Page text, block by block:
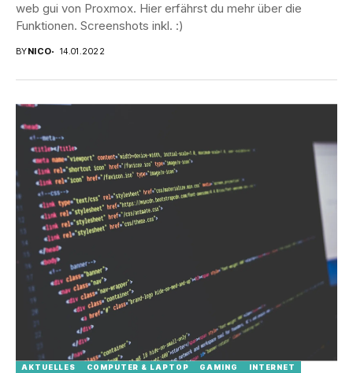
web gui von Proxmox. Hier erfährst du mehr über die
Funktionen. Screenshots inkl. :)
BYNICO 14.01.2022
AKTUELLES COMPUTER & LAPTOP GAMING
INTERNET